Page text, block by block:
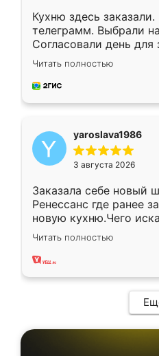
Кухню здесь
телеграмм. Выбрали
Согласовали день для
недели кухня была уже
довольны работой.
мебель за
Читать полностью
yaroslava1986
3 августа 2026
Заказала себе новый
Ренессанс где ранее
новую кухню.Чего
вполне довольна.
два года, нареканий
Читать полностью